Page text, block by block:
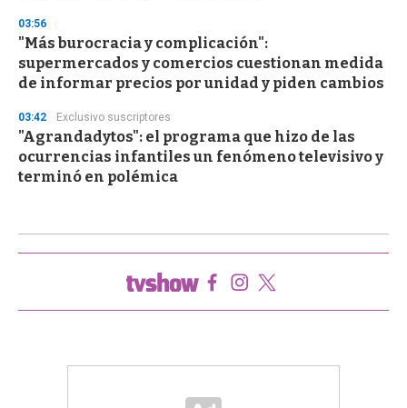
03:56
"Más burocracia y complicación":
supermercados y comercios cuestionan medida
de informar precios por unidad y piden cambios
03:42 Exclusivo suscriptores
"Agrandadytos": el programa que hizo de las
ocurrencias infantiles un fenómeno televisivo y
terminó en polémica